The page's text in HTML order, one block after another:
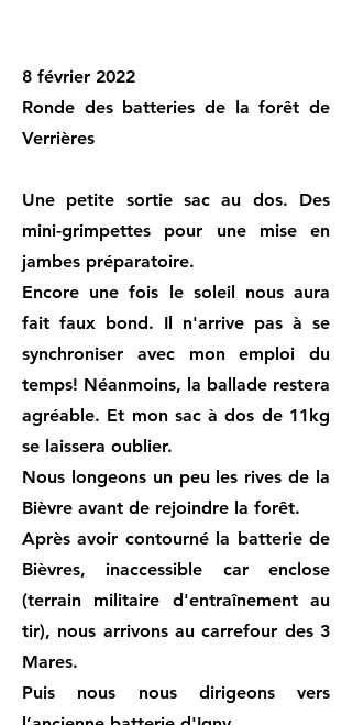
8 février 2022
Ronde des batteries de la forêt de
Verrières
Une petite sortie sac au dos. Des
mini-grimpettes pour une mise en
jambes préparatoire.
Encore une fois le soleil nous aura
fait faux bond. Il n'arrive pas à se
synchroniser avec mon emploi du
temps! Néanmoins, la ballade restera
agréable. Et mon sac à dos de 11kg
se laissera oublier.
Nous longeons un peu les rives de la
Bièvre avant de rejoindre la forêt.
Après avoir contourné la batterie de
Bièvres, inaccessible car enclose
(terrain militaire d'entraînement au
tir), nous arrivons au carrefour des 3
Mares.
Puis nous nous dirigeons vers